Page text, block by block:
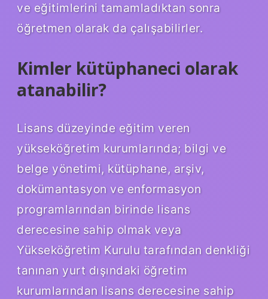
ve eğitimlerini tamamladıktan sonra
öğretmen olarak da çalışabilirler.
Kimler kütüphaneci olarak
atanabilir?
Lisans düzeyinde eğitim veren
yükseköğretim kurumlarında; bilgi ve
belge yönetimi, kütüphane, arşiv,
dokümantasyon ve enformasyon
programlarından birinde lisans
derecesine sahip olmak veya
Yükseköğretim Kurulu tarafından denkliği
tanınan yurt dışındaki öğretim
kurumlarından lisans derecesine sahip